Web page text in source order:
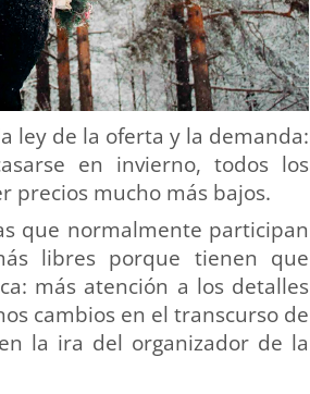
ley de la oferta y la demanda:
en invierno, todos los
precios mucho más bajos.
que normalmente participan
libres porque tienen que
más atención a los detalles
cambios en el transcurso de
la ira del organizador de la